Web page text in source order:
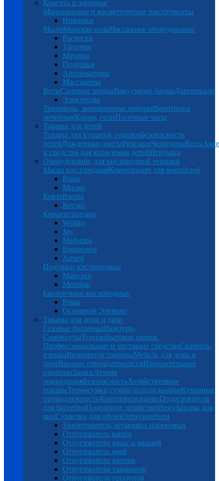
Красота и здоровье
Маникюрные и косметические инструменты
Новинки
МылоМорская сольМассажное оборудование
Расчески
Тапочки
Мячики
Подушки
Аппликаторы
Массажеры
ВесыСолевые лампыВакуумные банкиДарсонвали
Электроды
Триммеры, маникюрные наборыВоротники
лечебныеКрема, гелиПесочные часы
Товары для детей
Товары для купания, горшкиБезопасность
детейДождевики,зонтыРюкзакиЧемоданыВесы
и средства для кормления детейИгрушки
Оборудование для кислородной терапии
Маска кислороднаяКомпозиции для коктейлей
Prana
Милко
Коктейлеры
Котэкс
Концентраторы
Wellgo
Jay
Med-mos
Ergopower
Armed
Подушки кислородные
Matwave
Meridian
Баллончики кислородные
Prana
Основной Элемент
Товары для дома и дачи
Газовые баллоныШампура-
СамокрутыТуризмБытовая химия.
Профессиональные и чистящие средстваСкатерть,
пленкаВидеорегистраторыМебель для дома и
дачиВанные принадлежностиИзмерительные
приборыЗамкиЛетняя
ликвидацияБезопасностьХозяйственные
товарыТермосумки,сумки-холодильникиКухонные
принадлежностиКонсервированиеПодогреватель
для бассейнаПодсобное хозяйствоИнкубаторы для
яицСушилки для обувиОтпугиватели
Уничтожитель летающих насекомых
Отпугиватель кошек
Отпугиватели крыс и мышей
Отпугиватель змей
Отпугиватели кротов
Отпугиватели тараканов
Отпугиватели грызунов